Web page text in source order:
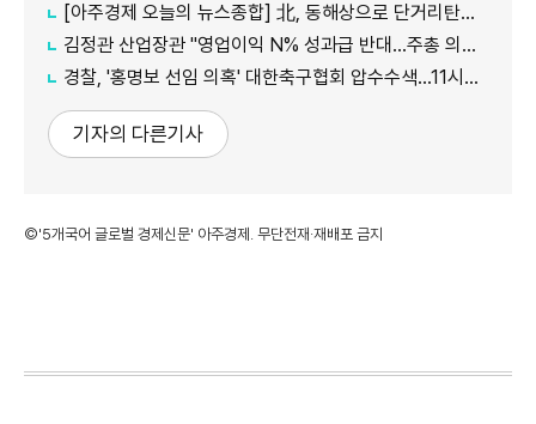
[아주경제 오늘의 뉴스종합] 北, 동해상으로 단거리탄도미사일 발사…42일 만에 도발 外
김정관 산업장관 "영업이익 N% 성과급 반대…주총 의결 의무화 추진"
경찰, '홍명보 선임 의혹' 대한축구협회 압수수색…11시간 만에 종료
기자의 다른기사
©'5개국어 글로벌 경제신문' 아주경제. 무단전재·재배포 금지